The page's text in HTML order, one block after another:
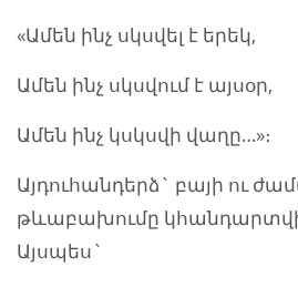
«Ամեն ինչ սկսվել է երեկ,
Ամեն ինչ սկսվում է այսօր,
Ամեն ինչ կսկսվի վաղը…»։
Այդուհանդերձ` բայի ու
թևաբախումը կհանդարտվի
Այսպես`